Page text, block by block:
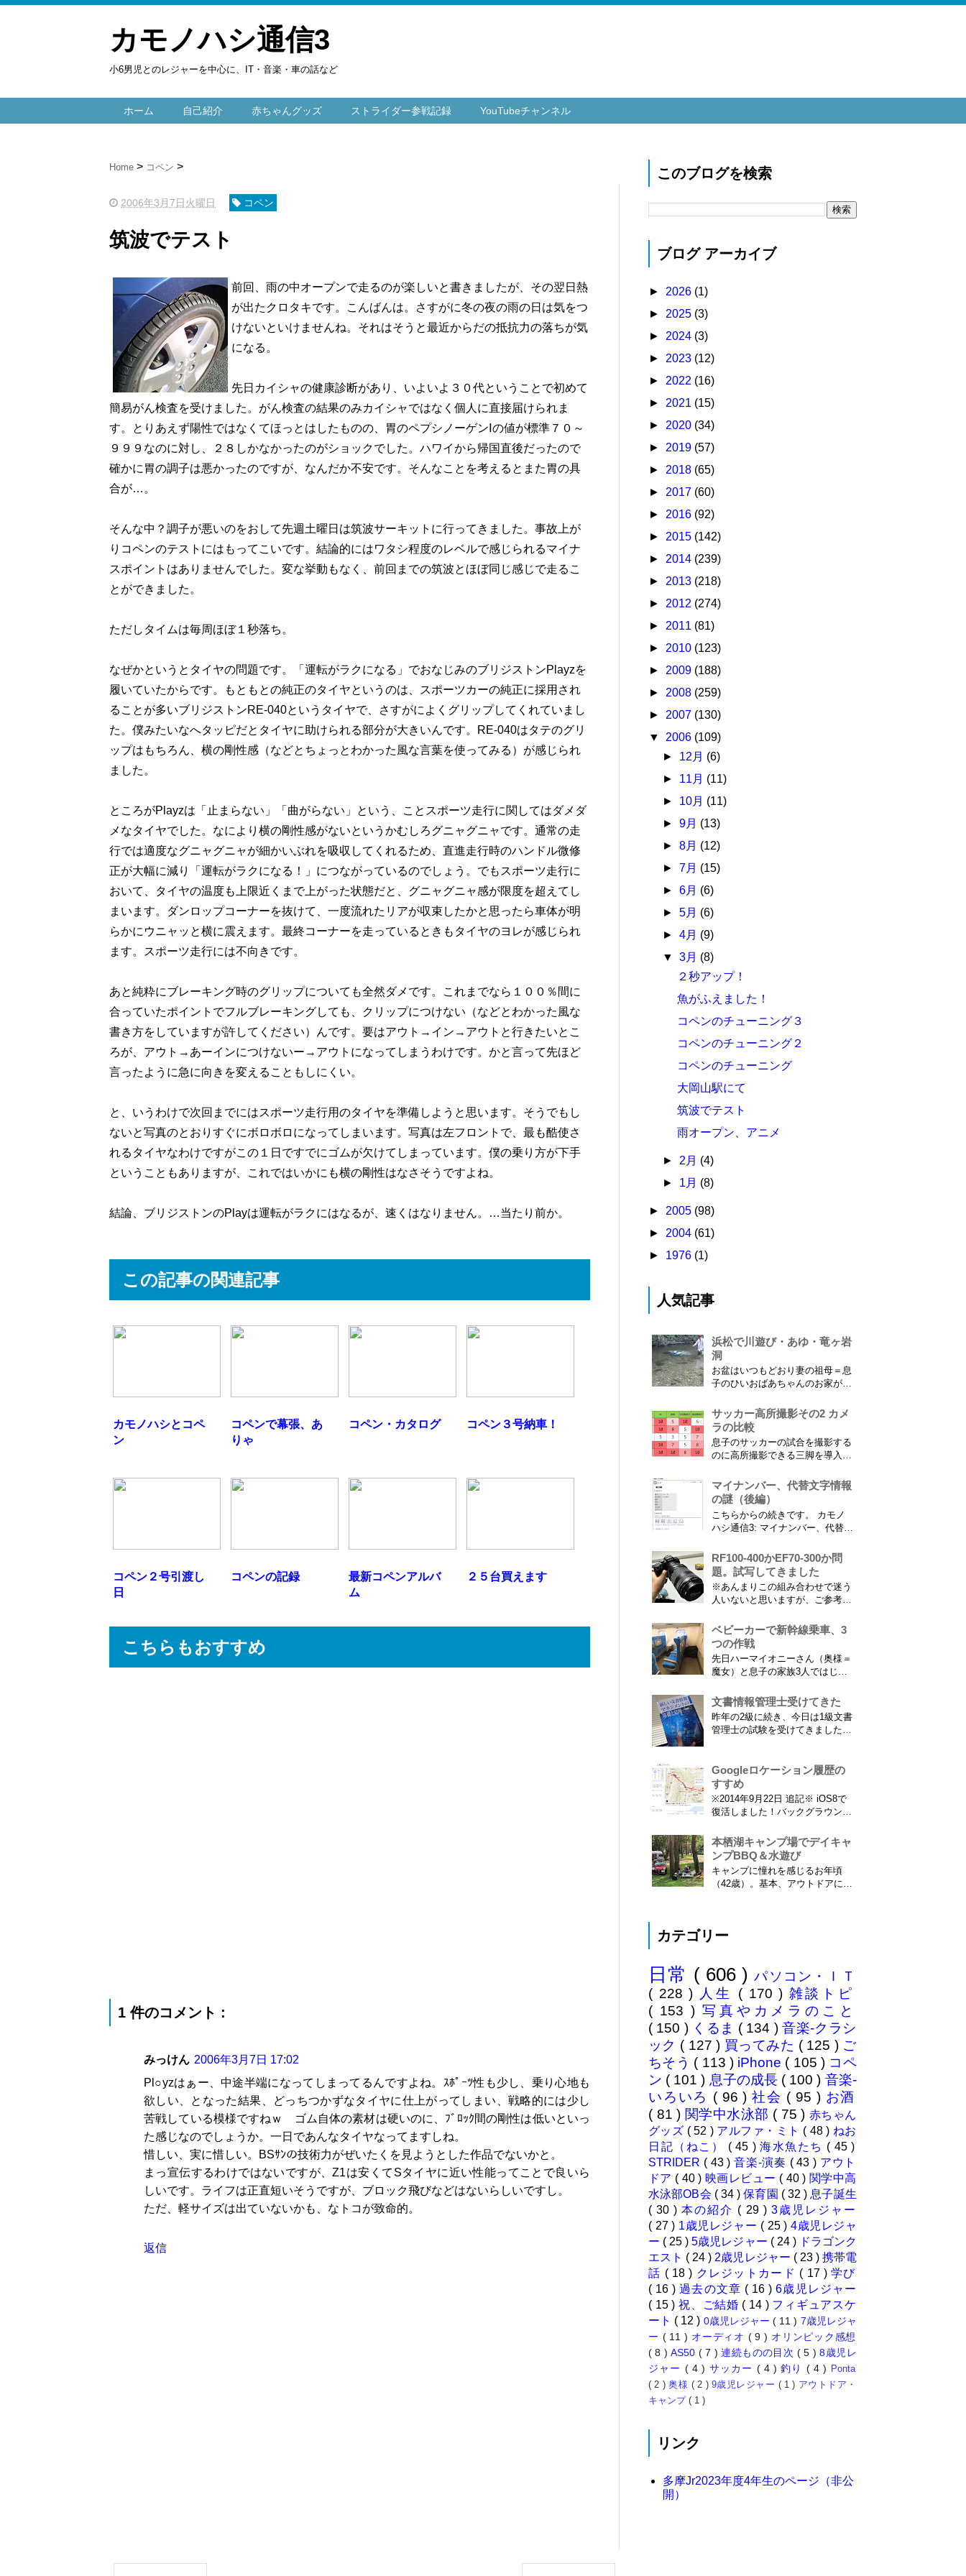
カモノハシ通信3
小6男児とのレジャーを中心に、IT・音楽・車の話など
ホーム 自己紹介 赤ちゃんグッズ ストライダー参戦記録 YouTubeチャンネル
Home コペン
2006年3月7日火曜日 コペン
筑波でテスト
前回、雨の中オープンで走るのが楽しいと書きましたが、その翌日熱
が出たクロタキです。こんばんは。さすがに冬の夜の雨の日は気をつ
けないといけませんね。それはそうと最近からだの抵抗力の落ちが気
になる。
先日カイシャの健康診断があり、いよいよ３０代ということで初めて
簡易がん検査を受けました。がん検査の結果のみカイシャではなく個人に直接届けられま
す。とりあえず陽性ではなくてほっとはしたものの、胃のペプシノーゲンⅠの値が標準７０～
９９９なのに対し、２８しかなかったのがショックでした。ハワイから帰国直後だったので
確かに胃の調子は悪かったのですが、なんだか不安です。そんなことを考えるとまた胃の具
合が…。
そんな中？調子が悪いのをおして先週土曜日は筑波サーキットに行ってきました。事故上が
りコペンのテストにはもってこいです。結論的にはワタシ程度のレベルで感じられるマイナ
スポイントはありませんでした。変な挙動もなく、前回までの筑波とほぼ同じ感じで走るこ
とができました。
ただしタイムは毎周ほぼ１秒落ち。
なぜかというとタイヤの問題です。「運転がラクになる」でおなじみのブリジストンPlayzを
履いていたからです。もともとの純正のタイヤというのは、スポーツカーの純正に採用され
ることが多いブリジストンRE-040というタイヤで、さすがによくグリップしてくれていまし
た。僕みたいなへタッピだとタイヤに助けられる部分が大きいんです。RE-040はタテのグリ
ップはもちろん、横の剛性感（などとちょっとわかった風な言葉を使ってみる）が感じられ
ました。
ところがPlayzは「止まらない」「曲がらない」という、ことスポーツ走行に関してはダメダ
メなタイヤでした。なにより横の剛性感がないというかむしろグニャグニャです。通常の走
行では適度なグニャグニャが細かいぶれを吸収してくれるため、直進走行時のハンドル微修
正が大幅に減り「運転がラクになる！」につながっているのでしょう。でもスポーツ走行に
おいて、タイヤの温度も上限近くまで上がった状態だと、グニャグニャ感が限度を超えてし
まいます。ダンロップコーナーを抜けて、一度流れたリアが収束したかと思ったら車体が明
らかにウニャッと横に震えます。最終コーナーを走っているときもタイヤのヨレが感じられ
ます。スポーツ走行には不向きです。
あと純粋にブレーキング時のグリップについても全然ダメです。これまでなら１００％間に
合っていたポイントでフルブレーキングしても、クリップにつけない（などとわかった風な
書き方をしていますが許してください）んです。要はアウト→イン→アウトと行きたいとこ
ろが、アウト→あーインにつけないー→アウトになってしまうわけです。かと言って先ほど
言ったように急に向きを変えることもしにくい。
と、いうわけで次回までにはスポーツ走行用のタイヤを準備しようと思います。そうでもし
ないと写真のとおりすぐにボロボロになってしまいます。写真は左フロントで、最も酷使さ
れるタイヤなわけですがこの１日ですでにゴムが欠けてしまっています。僕の乗り方が下手
ということもありますが、これではいかにも横の剛性はなさそうですよね。
結論、ブリジストンのPlayは運転がラクにはなるが、速くはなりません。…当たり前か。
この記事の関連記事
カモノハシとコペ
ン
コペンで幕張、あ
りゃ
コペン・カタログ コペン３号納車！
コペン２号引渡し
日
コペンの記録
最新コペンアルバ
ム
２５台買えます
こちらもおすすめ
1 件のコメント :
みっけん 2006年3月7日 17:02
Pl○yzはぁー、中途半端になってしまってるんですよね。ｽﾎﾟｰﾂ性も少し、乗り心地も
欲しい、となった結果、どっちつかずなタイヤに仕上がってしまい、戦略的には少し
苦戦している模様ですねｗ ゴム自体の素材は硬いのに、ﾌﾞﾛｯｸ間の剛性は低いといっ
た感じなのでしょうか。一日であんなタイヤなってますしね。
惜しい、実に惜しい。BSｻﾝの技術力がぜいたくを見ようとした作品でないかと。
まっ宣伝するわけではないですが、Z1は安くてSタイヤに近い性能ってことで良いら
しいです。ライフは正直短いそうですが、ブロック飛びなどはないらしいですし。
ただ、軽サイズは出ていないかも、なトコが致命的。
返信
このブログを検索
ブログ アーカイブ
► 2026 (1)
► 2025 (3)
► 2024 (3)
► 2023 (12)
► 2022 (16)
► 2021 (15)
► 2020 (34)
► 2019 (57)
► 2018 (65)
► 2017 (60)
► 2016 (92)
► 2015 (142)
► 2014 (239)
► 2013 (218)
► 2012 (274)
► 2011 (81)
► 2010 (123)
► 2009 (188)
► 2008 (259)
► 2007 (130)
▼ 2006 (109)
► 12月 (6)
► 11月 (11)
► 10月 (11)
►9月 (13)
►8月 (12)
►7月 (15)
►6月 (6)
►5月 (6)
►4月 (9)
▼3月 (8)
２秒アップ！
魚がふえました！
コペンのチューニング３
コペンのチューニング２
コペンのチューニング
大岡山駅にて
筑波でテスト
雨オープン、アニメ
► 2月 (4)
► 1月 (8)
► 2005 (98)
► 2004 (61)
► 1976 (1)
人気記事
浜松で川遊び・あゆ・竜ヶ岩
洞
お盆はいつもどおり妻の祖母＝息
子のひいおばあちゃんのお家があ
ばあちゃんがご健在なのはとって
もありがたいことです。 5歳vs88
歳 ひいおばあちゃんとの対決！
カモノハシ通信3 神宮寺川で水遊
び、下の方に動画も付けてます
サッカー高所撮影その2 カメ
ラの比較
息子のサッカーの試合を撮影する
のに高所撮影できる三脚を導入し
さからフィールド全体（少年用な
ので大人用の半分の大きさです）
を撮影できればカメラを放置して
の撮影ができますし、選手のポジ
ショニングを俯瞰で見てあとから
問題...
マイナンバー、代替文字情報
の謎（後編）
こちらからの続きです。 カモノ
ハシ通信3: マイナンバー、代替文
供の名前に使える漢字には制限が
あります。たまに使える漢字が増
えたり減ったりしてニュースにな
ってますよね。（2015年１月には
「巫」の字が人名漢字に追加され
RF100-400かEF70-300か問
題。試写してきました
※あんまりこの組み合わせで迷う
人いないと思いますが、ご参考に
とにご注意ください。 息子がサ
ッカーを始めたことで望遠レンズ
をつけての撮影機会がまた増えて
きました。使っているのは EF70-
300mm F4-5.6 IS USM というレ
ベビーカーで新幹線乗車、3
つの作戦
先日ハーマイオニーさん（奥様＝
魔女）と息子の家族3人ではじめ
た。息子はまだ8ヶ月なので基本
ヒザの上なのですが、問題はベビ
ーカーをどうするか。色々事前に
調べたことと、実際に乗ってわか
ので...
文書情報管理士受けてきた
昨年の2級に続き、今日は1級文書
管理士の試験を受けてきました。
かしい…。 ※後日追記※ 無事合
格してました。しかも成績が上位
3名以内？とかで表彰してもらい
ました\( ˆoˆ )/ 文書の取り扱いや
Googleロケーション履歴の
すすめ
※2014年9月22日 追記※ iOS8で
復活しました！バックグラウンド
iPhone 6 Plusで確認しました。
カモノハシ通信3: Googleロケー
ション履歴がiOS8で復活！
※2013年11月8日 追記※ 残念な
こ...
本栖湖キャンプ場でデイキャ
ンプBBQ＆水遊び
キャンプに憧れを感じるお年頃
（42歳）。基本、アウトドアには
プからはじめてみることに。ハー
ってきました、場所は 本栖湖キ
ャンプ場 ...
カテゴリー
日常 ( 606 )パソコン・ＩＴ
( 228 ) 人生 ( 170 ) 雑談トピ
( 153 ) 写真やカメラのこと
( 150 ) くるま ( 134 )音楽-クラシ
ック ( 127 ) 買ってみた ( 125 ) ご
ちそう ( 113 ) iPhone ( 105 ) コペ
ン ( 101 ) 息子の成長 ( 100 ) 音楽-
いろいろ ( 96 )社会 ( 95 ) お酒
( 81 ) 関学中水泳部 ( 75 ) 赤ちゃん
グッズ ( 52 ) アルファ・ミト ( 48 ) ねお
日記（ねこ） ( 45 ) 海水魚たち ( 45 )
STRIDER ( 43 )音楽-演奏 ( 43 ) アウト
ドア ( 40 ) 映画レビュー ( 40 ) 関学中高
水泳部OB会 ( 34 )保育園 ( 32 ) 息子誕生
( 30 )本の紹介 ( 29 ) 3歳児レジャー
( 27 ) 1歳児レジャー ( 25 ) 4歳児レジャ
ー ( 25 )5歳児レジャー ( 24 ) ドラゴンク
エスト ( 24 ) 2歳児レジャー ( 23 ) 携帯電
話 ( 18 ) クレジットカード ( 17 )学び
( 16 )過去の文章 ( 16 )6歳児レジャー
( 15 )祝、ご結婚 ( 14 ) フィギュアスケ
ート ( 12 ) 0歳児レジャー( 11 ) 7歳児レジャ
ー ( 11 ) オーディオ ( 9 ) オリンピック感想
( 8 )AS50 ( 7 )連続ものの目次 ( 5 )8歳児レ
ジャー ( 4 ) サッカー ( 4 )釣り ( 4 ) Ponta
( 2 )奥様 ( 2 )9歳児レジャー ( 1 ) アウトドア・
キャンプ ( 1 )
リンク
多摩Jr2023年度4年生のページ（非公
開）